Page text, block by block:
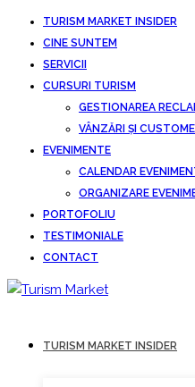
TURISM MARKET INSIDER
CINE SUNTEM
SERVICII
CURSURI TURISM
GESTIONAREA
VÂNZĂRI ȘI
EVENIMENTE
CALENDAR
ORGANIZARE
PORTOFOLIU
TESTIMONIALE
CONTACT
TURISM MARKET INSIDER